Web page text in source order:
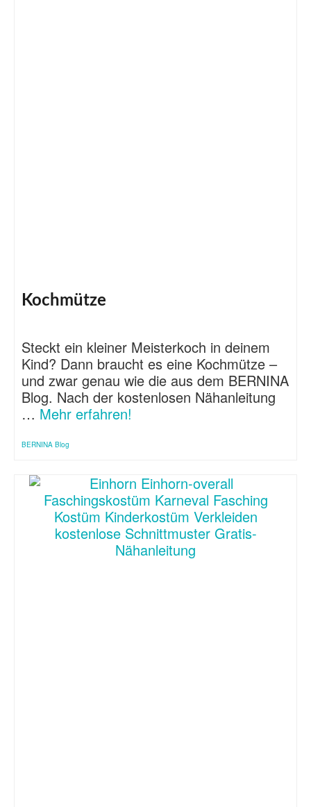
Kochmütze
Steckt ein kleiner Meisterkoch in deinem
Kind? Dann braucht es eine Kochmütze –
und zwar genau wie die aus dem BERNINA
Blog. Nach der kostenlosen Nähanleitung
… Mehr erfahren!
BERNINA Blog